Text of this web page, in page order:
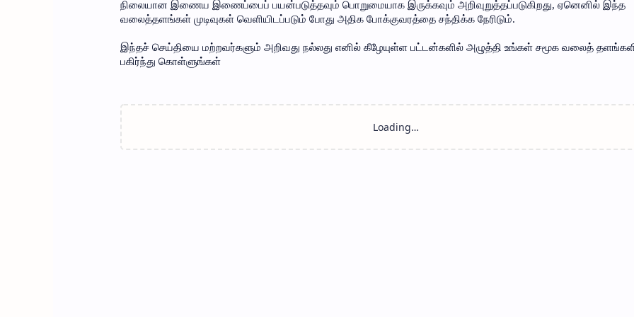
நிலையான இணைய இணைப்பைப் பயன்படுத்தவும் பொறுமையாக இருக்கவும் அறிவுறுத்தப்படுகிறது, ஏனெனில் இந்த
வலைத்தளங்கள் முடிவுகள் வெளியிடப்படும் போது அதிக போக்குவரத்தை சந்திக்க நேரிடும்.
இந்தச் செய்தியை மற்றவர்களும் அறிவது நல்லது எனில் கீழேயுள்ள பட்டன்களில் அழுத்தி உங்கள் சமூக வலைத்
பகிர்ந்து கொள்ளுங்கள்